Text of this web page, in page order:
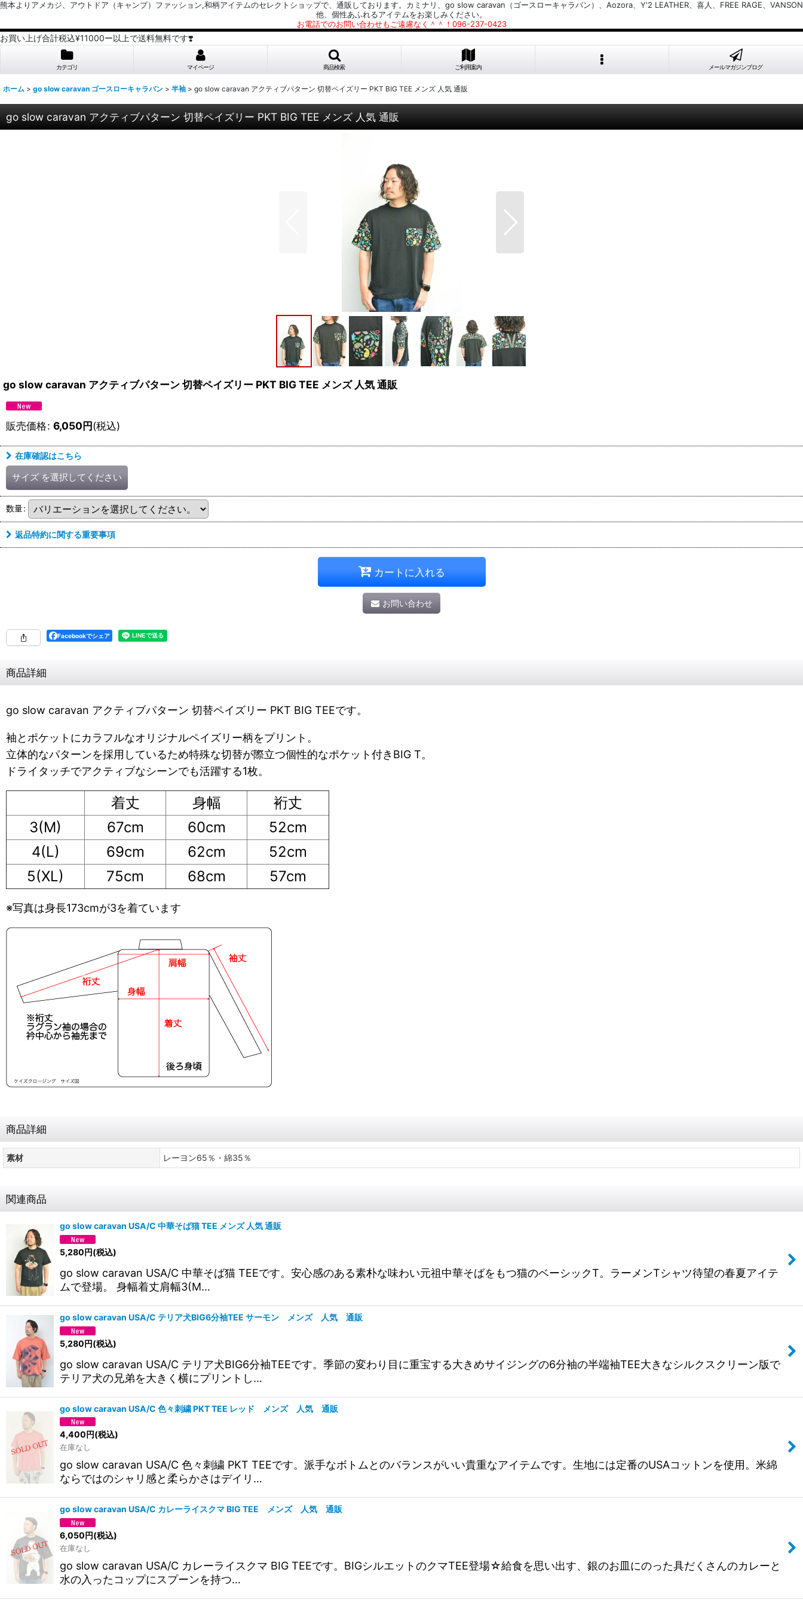
熊本よりアメカジ、アウトドア（キャンプ）ファッション,和柄アイテムのセレクトショップで、通販しております。カミナリ、go slow caravan（ゴースローキャラバン）、Aozora、Y'2 LEATHER、喜人、FREE RAGE、VANSON
他、個性あふれるアイテムをお楽しみください。
お電話でのお問い合わせもご遠慮なく＾＾！096-237-0423
お買い上げ合計税込¥11000ー以上で送料無料です❣️
カテゴリ マイページ 商品検索 ご利用案内 メールマガジンブログ
ホーム > go slow caravan ゴースローキャラバン > 半袖 > go slow caravan アクティブパターン 切替ペイズリー PKT BIG TEE メンズ 人気 通販
go slow caravan アクティブパターン 切替ペイズリー PKT BIG TEE メンズ 人気 通販
go slow caravan アクティブパターン 切替ペイズリー PKT BIG TEE メンズ 人気 通販
販売価格: 6,050円(税込)
在庫確認はこちら
サイズ を選択してください
数量:
返品特約に関する重要事項
カートに入れる
お問い合わせ
Facebookでシェア
商品詳細
go slow caravan アクティブパターン 切替ペイズリー PKT BIG TEEです。
袖とポケットにカラフルなオリジナルペイズリー柄をプリント。
立体的なパターンを採用しているため特殊な切替が際立つ個性的なポケット付きBIG T。
ドライタッチでアクティブなシーンでも活躍する1枚。
着丈 身幅
裄丈
3(M)
67cm 60cm
52cm
4(L)
69cm 62cm
52cm
5(XL)
75cm 68cm 57cm
※写真は身長173cmが3を着ています
商品詳細
素材 レーヨン65％・綿35％
関連商品
go slow caravan USA/C 中華そば猫 TEE メンズ 人気 通販
5,280円(税込)
go slow caravan USA/C 中華そば猫 TEEです。安心感のある素朴な味わい元祖中華そばをもつ猫のベーシックT。ラーメンTシャツ待望の春夏アイテ
ムで登場。 身幅着丈肩幅3(M…
go slow caravan USA/C テリア犬BIG6分袖TEE サーモン メンズ 人気 通販
5,280円(税込)
go slow caravan USA/C テリア犬BIG6分袖TEEです。季節の変わり目に重宝する大きめサイジングの6分袖の半端袖TEE大きなシルクスクリーン版で
テリア犬の兄弟を大きく横にプリントし…
go slow caravan USA/C 色々刺繍 PKT TEE レッド メンズ 人気 通販
4,400円(税込)
在庫なし
go slow caravan USA/C 色々刺繍 PKT TEEです。派手なボトムとのバランスがいい貴重なアイテムです。生地には定番のUSAコットンを使用。米綿
ならではのシャリ感と柔らかさはデイリ…
go slow caravan USA/C カレーライスクマ BIG TEE メンズ 人気 通販
6,050円(税込)
在庫なし
go slow caravan USA/C カレーライスクマ BIG TEEです。BIGシルエットのクマTEE登場☆給食を思い出す、銀のお皿にのった具だくさんのカレーと
水の入ったコップにスプーンを持つ…